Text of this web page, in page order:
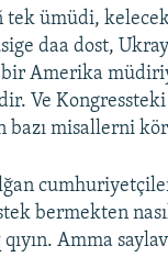
tek ümüdi,
daa dost,
bir Amerika
Ve Kongressteki
bazı misallerni
bermekten
Amma